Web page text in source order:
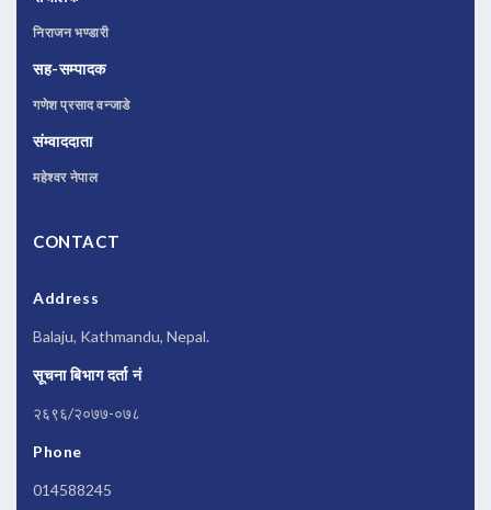
निराजन भण्डारी
सह-सम्पादक
गणेश प्रसाद वन्जाडे
संम्वाददाता
महेश्वर नेपाल
CONTACT
Address
Balaju, Kathmandu, Nepal.
सूचना बिभाग दर्ता नं
२६९६/२०७७-०७८
Phone
014588245